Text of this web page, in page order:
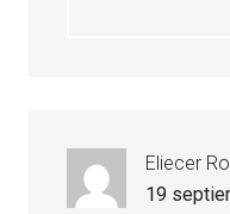
Eliecer
19